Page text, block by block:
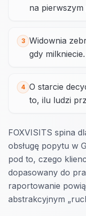
na pierwszym
3 Widownia
gdy
4 O starcie
to, ilu ludzi
FOXVISITS spina
obsługę popytu w
pod to, czego
dopasowany do
raportowanie
abstrakcyjnym